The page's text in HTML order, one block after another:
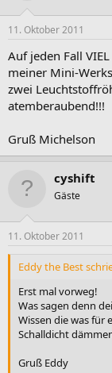
11. Oktober 2011
Auf jeden Fall
meiner Mini-
zwei
atemberaubend!!!
Gruß Michelson
cyshift
Gäste
11. Oktober 2011
Eddy the Best
Erst mal vorweg!
Was sagen denn
Wissen die was für
Schalldicht
Gruß Eddy